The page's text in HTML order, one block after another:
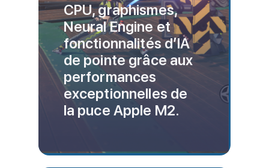
CPU, graphismes,
Neural Engine et
fonctionnalités d’IA
de pointe grâce aux
performances
exceptionnelles de
la puce Apple M2.